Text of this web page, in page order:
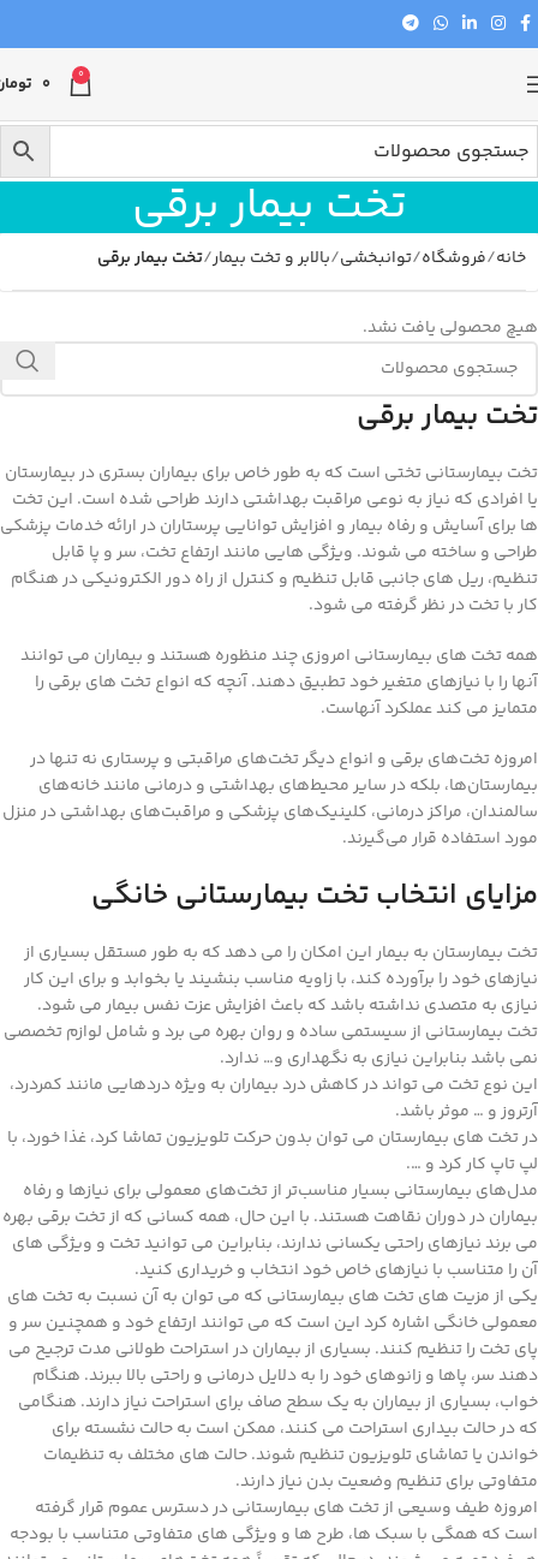
0
0
تخت بیمار برقی
خانه فروشگاه توانبخشی بالابر و تخت بیمار تخت بیمار برقی
هیچ محصولی یافت نشد.
تخت بیمار برقی
تخت بیمارستانی تختی است که به طور خاص برای بیماران بستری در بیمارستان
یا افرادی که نیاز به نوعی مراقبت بهداشتی دارند طراحی شده است. این تخت
ها برای آسایش و رفاه بیمار و افزایش توانایی پرستاران در ارائه خدمات پزشکی
طراحی و ساخته می شوند. ویژگی هایی مانند ارتفاع تخت، سر و پا قابل
تنظیم، ریل های جانبی قابل تنظیم و کنترل از راه دور الکترونیکی در هنگام
کار با تخت در نظر گرفته می شود.
همه تخت های بیمارستانی امروزی چند منظوره هستند و بیماران می توانند
آنها را با نیازهای متغیر خود تطبیق دهند. آنچه که انواع تخت های برقی را
متمایز می کند عملکرد آنهاست.
امروزه تخت‌های برقی و انواع دیگر تخت‌های مراقبتی و پرستاری نه تنها در
بیمارستان‌ها، بلکه در سایر محیط‌های بهداشتی و درمانی مانند خانه‌های
سالمندان، مراکز درمانی، کلینیک‌های پزشکی و مراقبت‌های بهداشتی در منزل
مورد استفاده قرار می‌گیرند.
مزایای انتخاب تخت بیمارستانی خانگی
تخت بیمارستان به بیمار این امکان را می دهد که به طور مستقل بسیاری از
نیازهای خود را برآورده کند، با زاویه مناسب بنشیند یا بخوابد و برای این کار
نیازی به متصدی نداشته باشد که باعث افزایش عزت نفس بیمار می شود.
تخت بیمارستانی از سیستمی ساده و روان بهره می برد و شامل لوازم تخصصی
نمی باشد بنابراین نیازی به نگهداری و… ندارد.
این نوع تخت می تواند در کاهش درد بیماران به ویژه دردهایی مانند کمردرد،
آرتروز و … موثر باشد.
در تخت های بیمارستان می توان بدون حرکت تلویزیون تماشا کرد، غذا خورد، با
لپ تاپ کار کرد و ….
مدل‌های بیمارستانی بسیار مناسب‌تر از تخت‌های معمولی برای نیازها و رفاه
بیماران در دوران نقاهت هستند. با این حال، همه کسانی که از تخت برقی بهره
می برند نیازهای راحتی یکسانی ندارند، بنابراین می توانید تخت و ویژگی های
آن را متناسب با نیازهای خاص خود انتخاب و خریداری کنید.
یکی از مزیت های تخت های بیمارستانی که می توان به آن نسبت به تخت های
معمولی خانگی اشاره کرد این است که می توانند ارتفاع خود و همچنین سر و
پای تخت را تنظیم کنند. بسیاری از بیماران در استراحت طولانی مدت ترجیح می
دهند سر، پاها و زانوهای خود را به دلایل درمانی و راحتی بالا ببرند. هنگام
خواب، بسیاری از بیماران به یک سطح صاف برای استراحت نیاز دارند. هنگامی
که در حالت بیداری استراحت می کنند، ممکن است به حالت نشسته برای
خواندن یا تماشای تلویزیون تنظیم شوند. حالت های مختلف به تنظیمات
متفاوتی برای تنظیم وضعیت بدن نیاز دارند.
امروزه طیف وسیعی از تخت های بیمارستانی در دسترس عموم قرار گرفته
است که همگی با سبک ها، طرح ها و ویژگی های متفاوتی متناسب با بودجه